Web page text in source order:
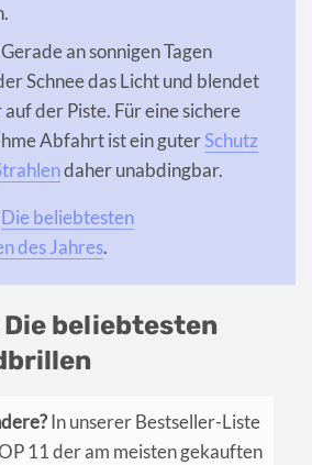
Gerade an sonnigen Tagen
Schnee das Licht und blendet
der Piste. Für eine sichere
Abfahrt ist ein guterSchutz
daher unabdingbar.
Die beliebtesten
des Jahres.
beliebtesten
In unserer Bestseller-Liste
11 der am meisten gekauften